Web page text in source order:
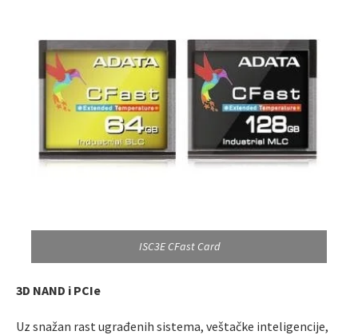
ISC3E CFast Card
3D NAND i PCIe
Uz snažan rast ugrađenih sistema, veštačke inteligencije,